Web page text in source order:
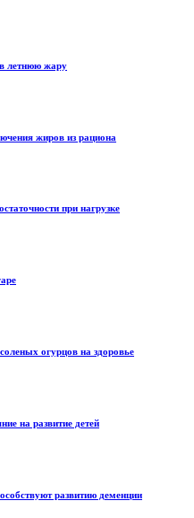
летнюю жару
жиров из рациона
при нагрузке
огурцов на здоровье
на развитие детей
развитию деменции